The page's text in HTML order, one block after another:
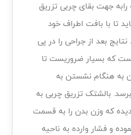
رابه جهت بقای چربی تزریق
تا با بافت اطراف خود
بعد از جراحی را در پی
که بسیار ضروریست تا
به هنگام نشستن به
بالشتک تزریق چربی به
که وزن بدن را به قسمت
و فشار وارده به ناحیه